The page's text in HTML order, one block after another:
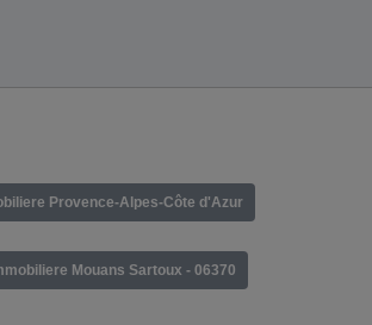
Provence-Alpes-Côte d'Azur
Mouans Sartoux - 06370